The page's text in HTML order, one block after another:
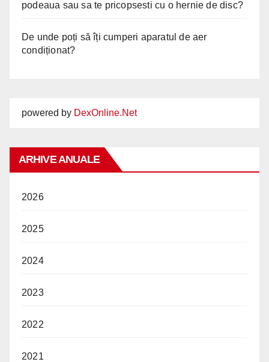
podeaua sau sa te pricopsesti cu o hernie de disc?
De unde poți să îți cumperi aparatul de aer
condiționat?
powered by DexOnline.Net
ARHIVE ANUALE
2026
2025
2024
2023
2022
2021